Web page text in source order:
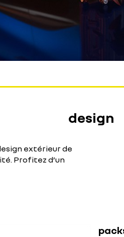
design
extérieur de
Profitez d’un